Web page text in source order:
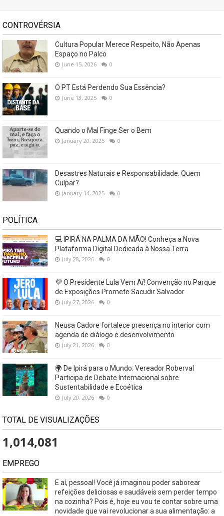
CONTROVÉRSIA
Cultura Popular Merece Respeito, Não Apenas
Espaço no Palco
June 15, 2026 0
O PT Está Perdendo Sua Essência?
June 13, 2025 0
Quando o Mal Finge Ser o Bem
January 20, 2025 0
Desastres Naturais e Responsabilidade: Quem
Culpar?
January 14, 2025 0
POLÍTICA
💻 IPIRÁ NA PALMA DA MÃO! Conheça a Nova
Plataforma Digital Dedicada à Nossa Terra
July 28, 2026 0
💜 O Presidente Lula Vem Aí! Convenção no Parque
de Exposições Promete Sacudir Salvador
July 27, 2026 0
Neusa Cadore fortalece presença no interior com
agenda de diálogo e desenvolvimento
July 21, 2026 0
🌍 De Ipirá para o Mundo: Vereador Roberval
Participa de Debate Internacional sobre
Sustentabilidade e Ecoética
July 20, 2026 0
TOTAL DE VISUALIZAÇÕES
1,014,081
EMPREGO
E aí, pessoal! Você já imaginou poder saborear
refeições deliciosas e saudáveis ​​sem perder tempo
na cozinha? Pois é, hoje eu vou te contar sobre uma
novidade que vai revolucionar a sua alimentação: a